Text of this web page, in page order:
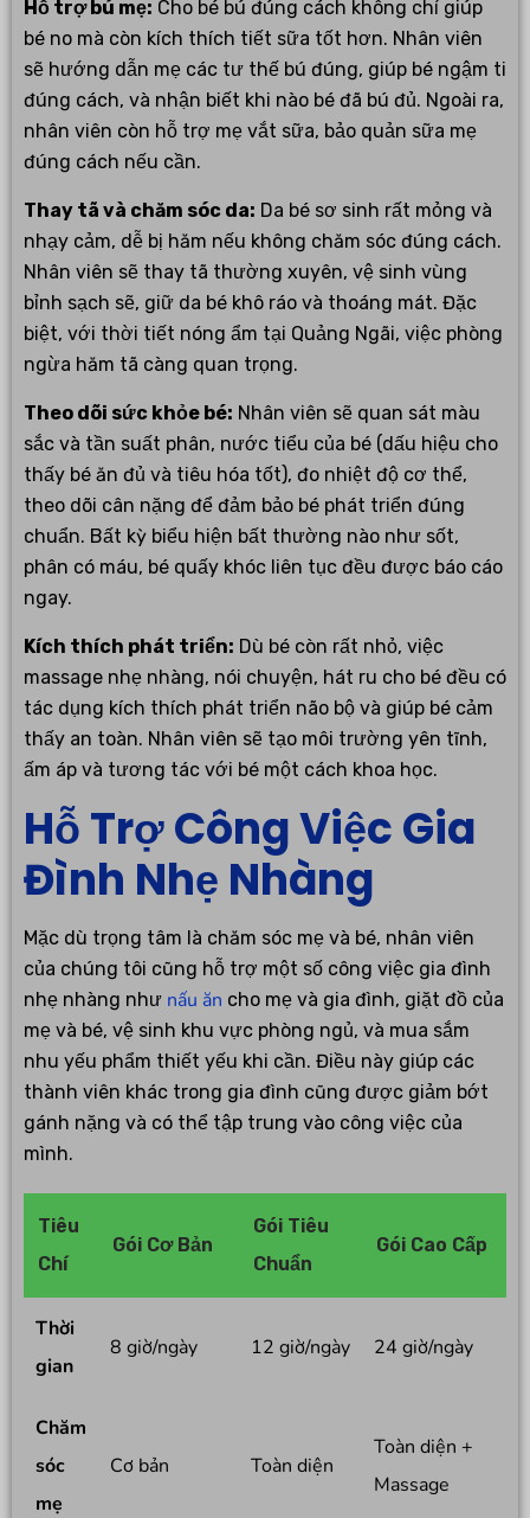
Hỗ trợ bú mẹ: Cho bé bú đúng cách không chỉ giúp
bé no mà còn kích thích tiết sữa tốt hơn. Nhân viên
sẽ hướng dẫn mẹ các tư thế bú đúng, giúp bé ngậm ti
đúng cách, và nhận biết khi nào bé đã bú đủ. Ngoài ra,
nhân viên còn hỗ trợ mẹ vắt sữa, bảo quản sữa mẹ
đúng cách nếu cần.
Thay tã và chăm sóc da: Da bé sơ sinh rất mỏng và
nhạy cảm, dễ bị hăm nếu không chăm sóc đúng cách.
Nhân viên sẽ thay tã thường xuyên, vệ sinh vùng
bỉnh sạch sẽ, giữ da bé khô ráo và thoáng mát. Đặc
biệt, với thời tiết nóng ẩm tại Quảng Ngãi, việc phòng
ngừa hăm tã càng quan trọng.
Theo dõi sức khỏe bé: Nhân viên sẽ quan sát màu
sắc và tần suất phân, nước tiểu của bé (dấu hiệu cho
thấy bé ăn đủ và tiêu hóa tốt), đo nhiệt độ cơ thể,
theo dõi cân nặng để đảm bảo bé phát triển đúng
chuẩn. Bất kỳ biểu hiện bất thường nào như sốt,
phân có máu, bé quấy khóc liên tục đều được báo cáo
ngay.
Kích thích phát triển: Dù bé còn rất nhỏ, việc
massage nhẹ nhàng, nói chuyện, hát ru cho bé đều có
tác dụng kích thích phát triển não bộ và giúp bé cảm
thấy an toàn. Nhân viên sẽ tạo môi trường yên tĩnh,
ấm áp và tương tác với bé một cách khoa học.
Hỗ Trợ Công Việc Gia
Đình Nhẹ Nhàng
Mặc dù trọng tâm là chăm sóc mẹ và bé, nhân viên
của chúng tôi cũng hỗ trợ một số công việc gia đình
nhẹ nhàng như nấu ăn cho mẹ và gia đình, giặt đồ của
mẹ và bé, vệ sinh khu vực phòng ngủ, và mua sắm
nhu yếu phẩm thiết yếu khi cần. Điều này giúp các
thành viên khác trong gia đình cũng được giảm bớt
gánh nặng và có thể tập trung vào công việc của
mình.
Tiêu
Chí
Gói Cơ Bản
Gói Tiêu
Chuẩn
Gói Cao Cấp
Thời
gian
8 giờ/ngày 12 giờ/ngày 24 giờ/ngày
Chăm
sóc
mẹ
Cơ bản Toàn diện
Toàn diện +
Massage